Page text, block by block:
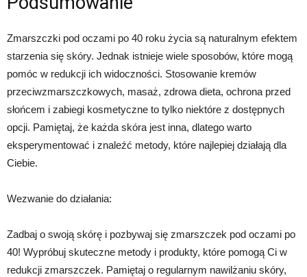
Zmarszczki pod oczami po 40 roku życia są naturalnym efektem
starzenia się skóry. Jednak istnieje wiele sposobów, które mogą
pomóc w redukcji ich widoczności. Stosowanie kremów
przeciwzmarszczkowych, masaż, zdrowa dieta, ochrona przed
słońcem i zabiegi kosmetyczne to tylko niektóre z dostępnych
opcji. Pamiętaj, że każda skóra jest inna, dlatego warto
eksperymentować i znaleźć metody, które najlepiej działają dla
Ciebie.
Wezwanie do działania:
Zadbaj o swoją skórę i pozbywaj się zmarszczek pod oczami po
40! Wypróbuj skuteczne metody i produkty, które pomogą Ci w
redukcji zmarszczek. Pamiętaj o regularnym nawilżaniu skóry,